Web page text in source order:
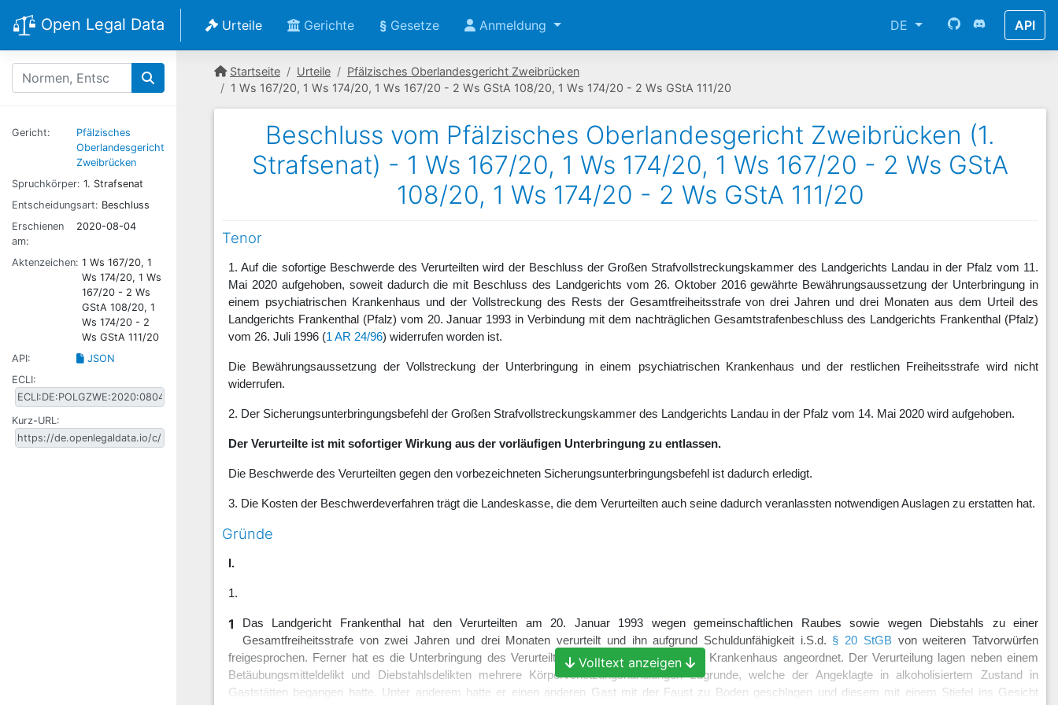
Open Legal Data Urteile Gerichte § Gesetze Anmeldung DE API
Gericht:
Pfälzisches
Oberlandesgericht
Zweibrücken
Spruchkörper: 1. Strafsenat
Entscheidungsart: Beschluss
Erschienen
am:
2020-08-04
Aktenzeichen: 1 Ws 167/20, 1
Ws 174/20, 1 Ws
167/20 - 2 Ws
GStA 108/20, 1
Ws 174/20 - 2
Ws GStA 111/20
API:
JSON
ECLI:
Kurz-URL:
Startseite Urteile
Pfälzisches Oberlandesgericht Zweibrücken
1 Ws 167/20, 1 Ws 174/20, 1 Ws 167/20 - 2 Ws GStA 108/20, 1 Ws 174/20 - 2 Ws GStA 111/20
Beschluss vom Pfälzisches Oberlandesgericht Zweibrücken (1.
Strafsenat) - 1 Ws 167/20, 1 Ws 174/20, 1 Ws 167/20 - 2 Ws GStA
108/20, 1 Ws 174/20 - 2 Ws GStA 111/20
Tenor
1. Auf die sofortige Beschwerde des Verurteilten wird der Beschluss der Großen Strafvollstreckungskammer des Landgerichts Landau in der Pfalz vom 11.
Mai 2020 aufgehoben, soweit dadurch die mit Beschluss des Landgerichts vom 26. Oktober 2016 gewährte Bewährungsaussetzung der Unterbringung in
einem psychiatrischen Krankenhaus und der Vollstreckung des Rests der Gesamtfreiheitsstrafe von drei Jahren und drei Monaten aus dem Urteil des
Landgerichts Frankenthal (Pfalz) vom 20. Januar 1993 in Verbindung mit dem nachträglichen Gesamtstrafenbeschluss des Landgerichts Frankenthal (Pfalz)
vom 26. Juli 1996 (1 AR 24/96) widerrufen worden ist.
Die Bewährungsaussetzung der Vollstreckung der Unterbringung in einem psychiatrischen Krankenhaus und der restlichen Freiheitsstrafe wird nicht
widerrufen.
2. Der Sicherungsunterbringungsbefehl der Großen Strafvollstreckungskammer des Landgerichts Landau in der Pfalz vom 14. Mai 2020 wird aufgehoben.
Der Verurteilte ist mit sofortiger Wirkung aus der vorläufigen Unterbringung zu entlassen.
Die Beschwerde des Verurteilten gegen den vorbezeichneten Sicherungsunterbringungsbefehl ist dadurch erledigt.
3. Die Kosten der Beschwerdeverfahren trägt die Landeskasse, die dem Verurteilten auch seine dadurch veranlassten notwendigen Auslagen zu erstatten hat.
Gründe
I.
1.
1
Das Landgericht Frankenthal hat den Verurteilten am 20. Januar 1993 wegen gemeinschaftlichen Raubes sowie wegen Diebstahls zu einer
Gesamtfreiheitsstrafe von zwei Jahren und drei Monaten verurteilt und ihn aufgrund Schuldunfähigkeit i.S.d. § 20 StGBvon weiteren Tatvorwürfen
freigesprochen. Ferner hat es die Unterbringung des Verurteilten in einem psychiatrischen Krankenhaus angeordnet. Der Verurteilung lagen neben einem
Betäubungsmitteldelikt und Diebstahlsdelikten mehrere Körperverletzungshandlungen zugrunde, welche der Angeklagte in alkoholisiertem Zustand in
Gaststätten begangen hatte. Unter anderem hatte er einen anderen Gast mit der Faust zu Boden geschlagen und diesem mit einem Stiefel ins Gesicht
Volltext anzeigen